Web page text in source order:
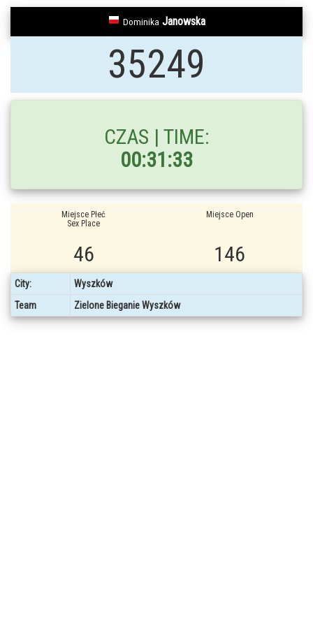
Dominika Janowska
35249
CZAS | TIME:
00:31:33
Miejsce Płeć
Sex Place
46
Miejsce Open
146
City:
Wyszków
Team
Zielone Bieganie Wyszków